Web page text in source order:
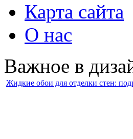
Карта сайта
О нас
Важное в
Жидкие обои для отделки стен: